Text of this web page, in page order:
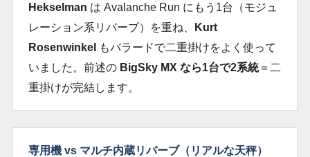
Hekselman は Avalanche Run にもう1台（モジュ
レーション系リバーブ）を重ね、
Kurt
Rosenwinkel
もバラードで二重掛けをよく使って
いました。前述の BigSky MX なら1台で2系統＝二
重掛けが完結します。
専用機 vs マルチ内蔵リバーブ（リアルな天秤）